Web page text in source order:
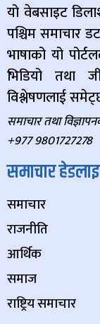
यो वेबसाइट
पश्चिम समाचार
भाषाको यो
भिडियो तथा
विश्लेषणलाई
समाचार तथा
+977 9801727278
समाचार
समाचार
राजनीति
आर्थिक
समाज
राष्ट्रिय समाचार